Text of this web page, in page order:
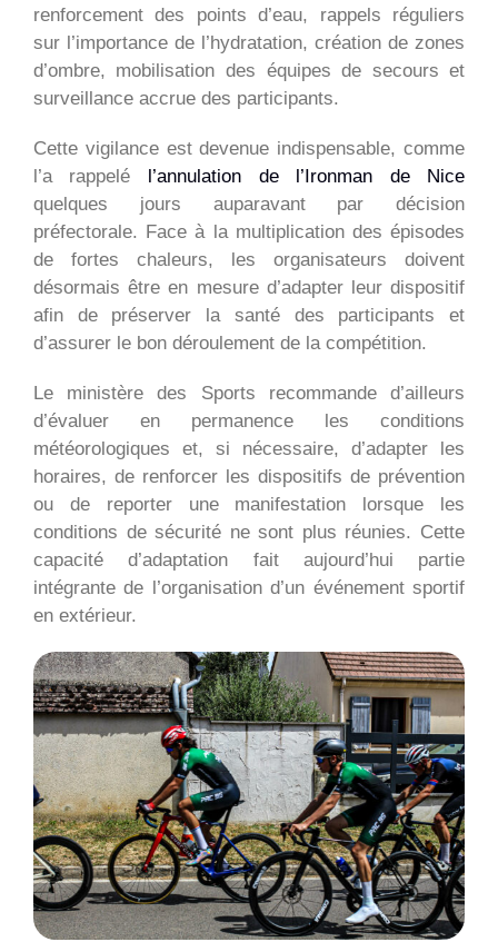
renforcement des points d’eau, rappels réguliers
sur l’importance de l’hydratation, création de zones
d’ombre, mobilisation des équipes de secours et
surveillance accrue des participants.
Cette vigilance est devenue indispensable, comme
l’a rappelé
l’annulation de l’Ironman de Nice
quelques jours auparavant par décision
préfectorale. Face à la multiplication des épisodes
de fortes chaleurs, les organisateurs doivent
désormais être en mesure d’adapter leur dispositif
afin de préserver la santé des participants et
d’assurer le bon déroulement de la compétition.
Le ministère des Sports recommande d’ailleurs
d’évaluer en permanence les conditions
météorologiques et, si nécessaire, d’adapter les
horaires, de renforcer les dispositifs de prévention
ou de reporter une manifestation lorsque les
conditions de sécurité ne sont plus réunies. Cette
capacité d’adaptation fait aujourd’hui partie
intégrante de l’organisation d’un événement sportif
en extérieur.